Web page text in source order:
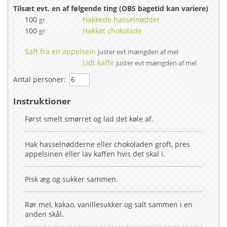
Tilsæt evt. en af følgende ting (OBS bagetid kan variere)
100 gr
Hakkede hasselnødder
100 gr Hakket chokolade
Saft fra en appelsein juster evt mængden af mel
Lidt kaffe juster evt mængden af mel
Antal personer:
Instruktioner
Først smelt smørret og lad det køle af.
Hak hasselnødderne eller chokoladen groft, pres
appelsinen eller lav kaffen hvis det skal i.
Pisk æg og sukker sammen.
Rør mel, kakao, vanillesukker og salt sammen i en
anden skål.